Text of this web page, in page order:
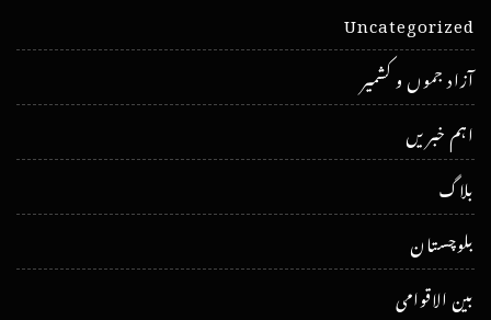
Uncategorized
آزاد جموں و کشمیر
اہم خبریں
بلاگ
بلوچستان
بین الاقوامی